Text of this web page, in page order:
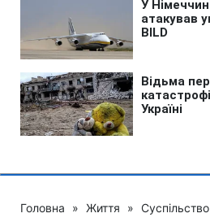
Головна » Життя » Суспільство